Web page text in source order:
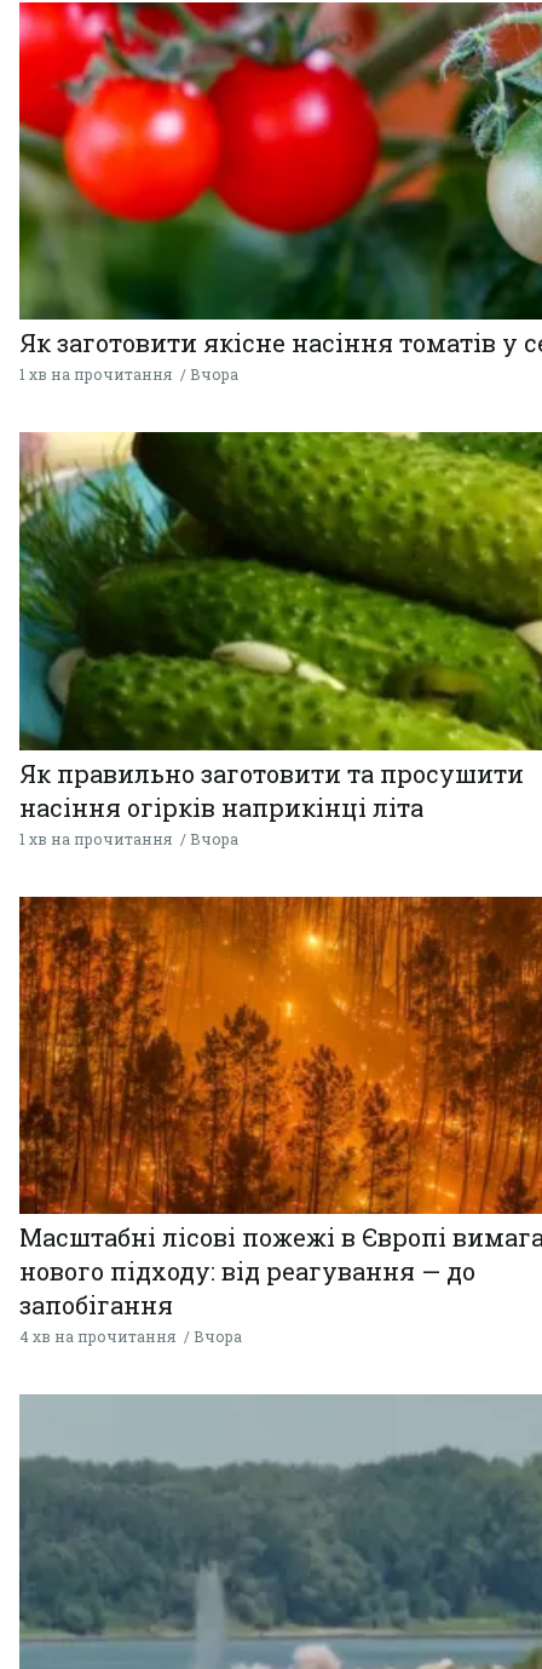
Як заготовити якісне насіння томатів у
1 хв на прочитання Вчора
Як правильно заготовити та просушити
насіння огірків наприкінці літа
1 хв на прочитання Вчора
Масштабні лісові пожежі в Європі
нового підходу: від реагування — до
запобігання
4 хв на прочитання Вчора